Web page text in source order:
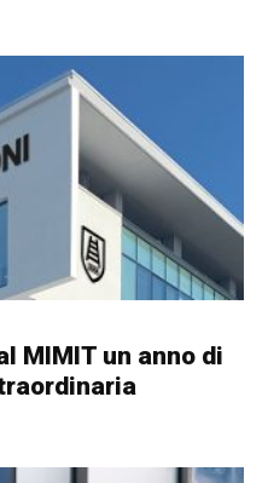
MIMIT un anno di